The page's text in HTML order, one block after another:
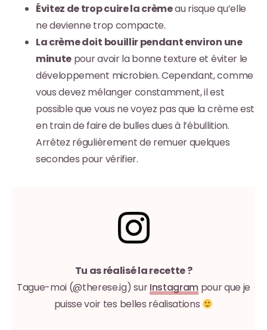
Évitez de trop cuire la crèmeau risque qu’elle
ne devienne trop compacte.
La crème doit bouillir pendant environ une
minute pour avoir la bonne texture et éviter le
développement microbien. Cependant, comme
vous devez mélanger constamment, il est
possible que vous ne voyez pas que la crème est
en train de faire de bulles dues à l’ébullition.
Arrêtez régulièrement de remuer quelques
secondes pour vérifier.
Tu as réalisé la recette ?
Tague-moi (@therese.ig) surInstagram pour que je
puisse voir tes belles réalisations